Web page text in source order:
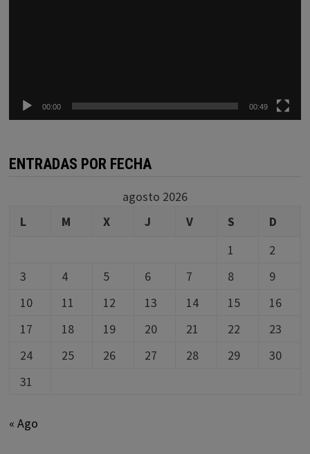
00:00 00:49
ENTRADAS POR FECHA
agosto 2026
L
M X J V S
D
1
2
3
4 5 6 7 8
9
10
11 12 13 14 15
16
17
18 19 20 21 22
23
24
25 26 27 28 29
30
31
« Ago